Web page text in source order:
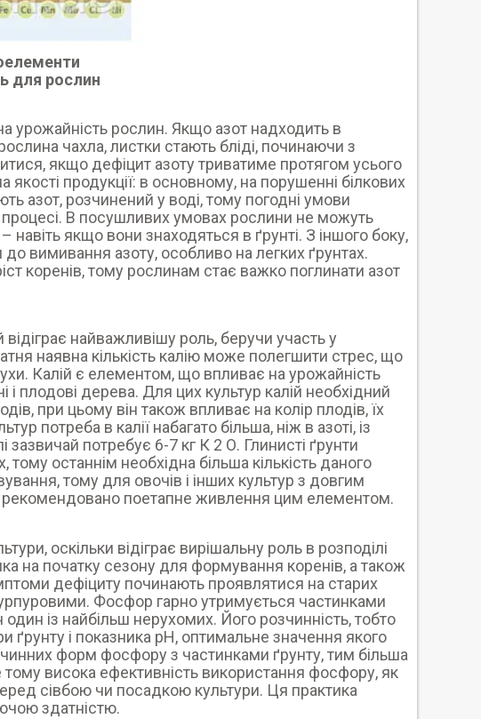
для рослин
урожайність рослин. Якщо азот надходить в
чахла, листки стають бліді, починаючи з
якщо дефіцит азоту триватиме протягом усього
якості продукції: в основному, на порушенні білкових
азот, розчинений у воді, тому погодні умови
В посушливих умовах рослини не можуть
навіть якщо вони знаходяться в ґрунті. З іншого боку,
вимивання азоту, особливо на легких ґрунтах.
коренів, тому рослинам стає важко поглинати азот
відіграє найважливішу роль, беручи участь у
наявна кількість калію може полегшити стрес, що
Калій є елементом, що впливає на урожайність
і плодові дерева. Для цих культур калій необхідний
при цьому він також впливає на колір плодів, їх
потреба в калії набагато більша, ніж в азоті, із
зазвичай потребує 6-7 кг К 2 О. Глинисті ґрунти
тому останнім необхідна більша кількість даного
тому для овочів і інших культур з довгим
рекомендовано поетапне живлення цим елементом.
оскільки відіграє вирішальну роль в розподілі
на початку сезону для формування коренів, а також
дефіциту починають проявлятися на старих
Фосфор гарно утримується частинками
із найбільш нерухомих. Його розчинність, тобто
ґрунту і показника рН, оптимальне значення якого
форм фосфору з частинками ґрунту, тим більша
висока ефективність використання фосфору, як
сівбою чи посадкою культури. Ця практика
здатністю.